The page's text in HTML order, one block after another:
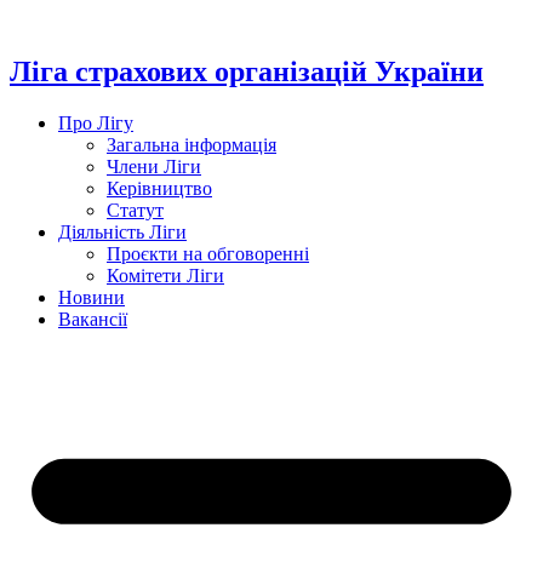
вмісту
Ліга страхових організацій України
Про Лігу
Загальна інформація
Члени Ліги
Керівництво
Статут
Діяльність Ліги
Проєкти на обговоренні
Комітети Ліги
Новини
Вакансії